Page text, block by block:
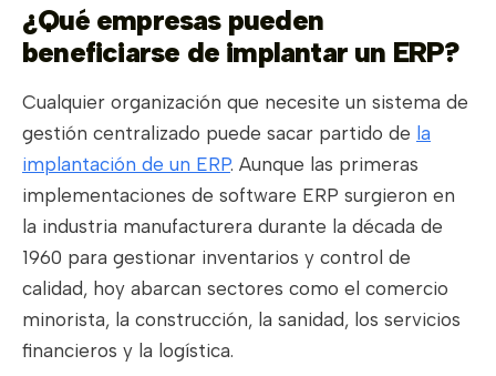
¿Qué empresas pueden
beneficiarse de implantar un ERP?
Cualquier organización que necesite un sistema de
gestión centralizado puede sacar partido de la
implantación de un ERP. Aunque las primeras
implementaciones de software ERP surgieron en
la industria manufacturera durante la década de
1960 para gestionar inventarios y control de
calidad, hoy abarcan sectores como el comercio
minorista, la construcción, la sanidad, los servicios
financieros y la logística.